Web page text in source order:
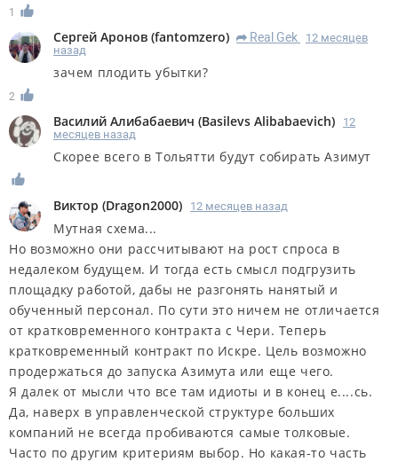
1
Сергей Аронов (fantomzero) R Real Gek
12 месяцев
назад
зачем плодить убытки?
2
Василий Алибабаевич (Basilevs Alibabaevich)
12
месяцев назад
Скорее всего в Тольятти будут собирать Азимут
Виктор (Dragon2000) 12 месяцев назад
Мутная схема...
Но возможно они рассчитывают на рост спроса в
недалеком будущем. И тогда есть смысл подгрузить
площадку работой, дабы не разгонять нанятый и
обученный персонал. По сути это ничем не отличается
от кратковременного контракта с Чери. Теперь
кратковременный контракт по Искре. Цель возможно
продержаться до запуска Азимута или еще чего.
Я далек от мысли что все там идиоты и в конец е....сь.
Да, наверх в управленческой структуре больших
компаний не всегда пробиваются самые толковые.
Часто по другим критериям выбор. Но какая-то часть